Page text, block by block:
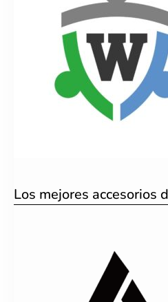
Los mejores accesorios